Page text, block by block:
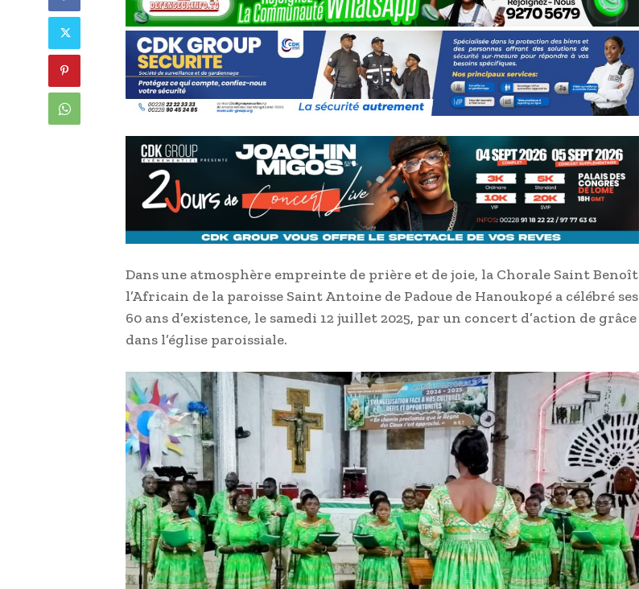
Dans une atmosphère empreinte de prière et de joie, la Chorale Saint Benoît
l’Africain de la paroisse Saint Antoine de Padoue de Hanoukopé a célébré ses
60 ans d’existence, le samedi 12 juillet 2025, par un concert d’action de grâce
dans l’église paroissiale.